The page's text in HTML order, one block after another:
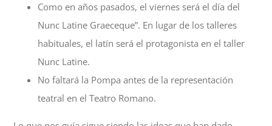
Como en años pasados, el viernes será el día del
Nunc Latine Graeceque”. En lugar de los talleres
habituales, el latín será el protagonista en el taller
Nunc Latine.
No faltará la Pompa antes de la representación
teatral en el Teatro Romano.